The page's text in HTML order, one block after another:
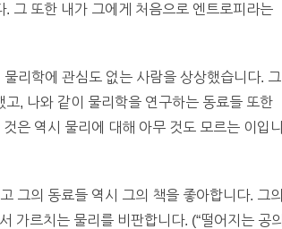
그 또한 내가 그에게 처음으로 엔트로피라는
리학에 관심도 없는 사람을 상상했습니다. 그
, 나와 같이 물리학을 연구하는 동료들 또한
은 역시 물리에 대해 아무 것도 모르는 이입니
그의 동료들 역시 그의 책을 좋아합니다. 그의
가르치는 물리를 비판합니다. (“떨어지는 공의